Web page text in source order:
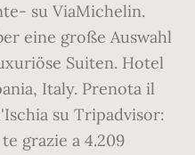
su ViaMichelin.
eine große Auswahl
Suiten. Hotel
Italy. Prenota il
su Tripadvisor:
grazie a 4.209